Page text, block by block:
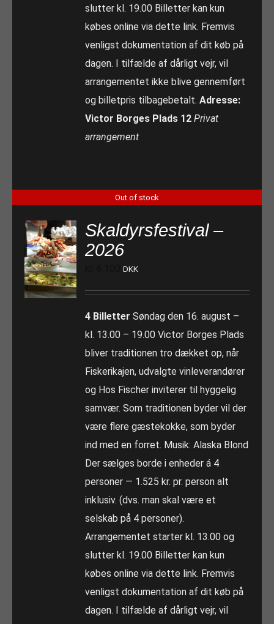
slutter kl. 19.00 Billetter kan kun
købes online via dette link. Fremvis
venligst dokumentation af dit køb på
dagen. I tilfælde af dårligt vejr, vil
arrangementet ikke blive gennemført
og billetpris tilbagebetalt.Adresse:
Victor Borges Plads 12 Privat
arrangement
Out of stock
Skaldyrsfestival –
2026
DKK
4 Billetter Søndag den 16. august –
kl. 13.00 – 19.00 Victor Borges Plads
bliver traditionen tro dækket op, når
Fiskerikajen, udvalgte vinleverandører
og Hos Fischer inviterer til hyggelig
samvær. Som traditionen byder vil der
være flere gæstekokke, som byder
ind med en forret. Musik: Alaska Blond
Der sælges borde i enheder á 4
personer — 1.525 kr. pr. person alt
inklusiv. (dvs. man skal være et
selskab på 4 personer).
Arrangementet starter kl. 13.00 og
slutter kl. 19.00 Billetter kan kun
købes online via dette link. Fremvis
venligst dokumentation af dit køb på
dagen. I tilfælde af dårligt vejr, vil